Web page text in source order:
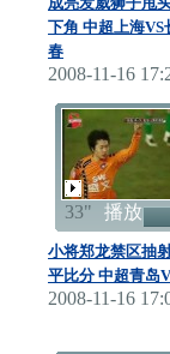
下角 中超上海VS
春
2008-11-16
33" 播放
小将郑龙禁区抽
平比分 中超青岛
2008-11-16